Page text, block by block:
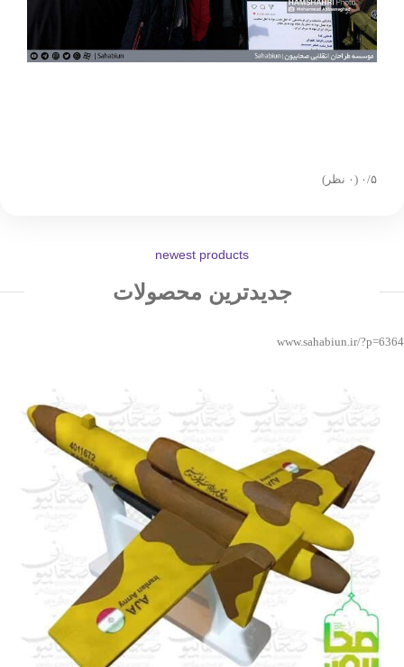
‫۰/۵ ‫(۰ نظر)
newest products
جدیدترین محصولات
www.sahabiun.ir/?p=6364